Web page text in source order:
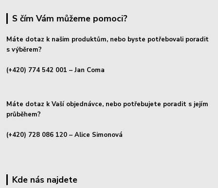
S čím Vám můžeme pomoci?
Máte dotaz k našim produktům, nebo byste potřebovali poradit
s výběrem?
(+420) 774 542 001 – Jan Coma
Máte dotaz k Vaší objednávce, nebo potřebujete poradit s jejím
průběhem?
(+420) 728 086 120 – Alice Simonová
Kde nás najdete